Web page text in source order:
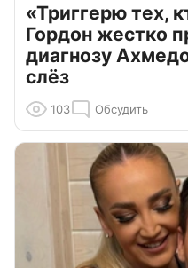
«Триггерю тех,
Гордон жестко
диагнозу
слёз
103 Обсудить